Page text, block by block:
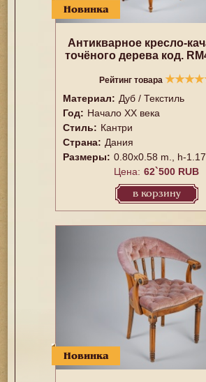
Новинка
Антикварное кресло-
точёного дерева код.
Рейтинг товара ★★★★
Материал: Дуб / Текстиль
Год: Начало XX века
Стиль: Кантри
Страна: Дания
Размеры: 0.80x0.58 m., h-1.17
Цена: 62`500 RUB
в корзину
Новинка